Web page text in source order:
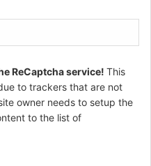
ReCaptcha service! This
to trackers that are not
owner needs to setup the
to the list of